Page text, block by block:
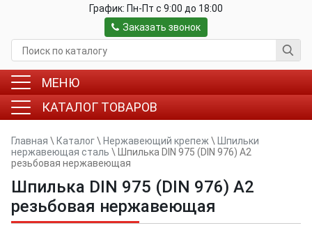
График: Пн-Пт c 9:00 до 18:00
Заказать звонок
МЕНЮ
КАТАЛОГ ТОВАРОВ
Главная \ Каталог\ Нержавеющий крепеж \
Шпильки
нержавеющая сталь \
Шпилька DIN 975 (DIN 976) A2
резьбовая нержавеющая
Шпилька DIN 975 (DIN 976) A2
резьбовая нержавеющая